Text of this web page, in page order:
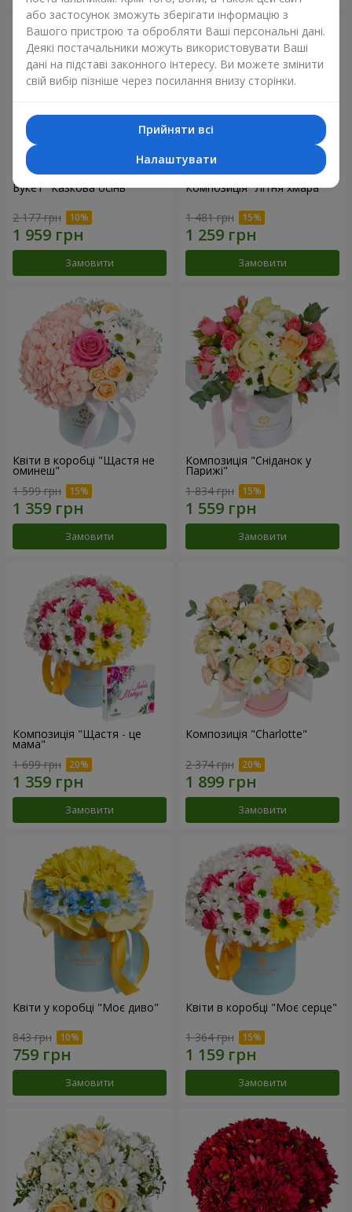
Букет "Казкова осінь"
2 177 грн
Замовити
Композиція "Літня хмара"
1 481 грн
Замовити
Квіти в коробці "Щастя не
оминеш"
1 599 грн
Замовити
Композиція "Сніданок у
Парижі"
1 834 грн
Замовити
Композиція "Щастя - це
мама"
1 699 грн
Замовити
Композиція "Charlotte"
2 374 грн
Замовити
Квіти у коробці "Моє диво"
843 грн
Замовити
Квіти в коробці "Моє серце"
1 364 грн
Замовити
або застосунок зможуть зберігати інформацію з
Вашого пристрою та обробляти Ваші персональні дані.
Деякі постачальники можуть використовувати Ваші
дані на підставі законного інтересу. Ви можете змінити
свій вибір пізніше через посилання внизу сторінки.
Прийняти всі
Налаштувати